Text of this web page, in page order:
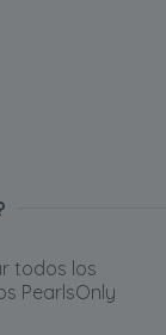
todos los
PearlsOnly